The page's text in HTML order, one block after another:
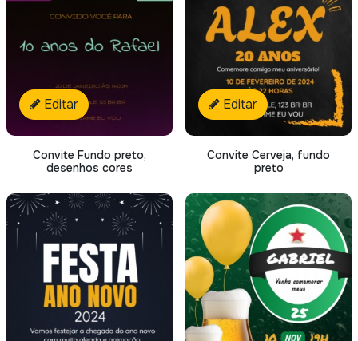
Editar
Convite Fundo preto,
desenhos cores
Editar
Convite Cerveja, fundo
preto